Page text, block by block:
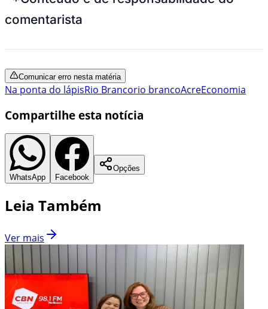
comentarista
Comunicar erro nesta matéria
Na ponta do lápisRio Brancorio brancoAcreEconomia
Compartilhe esta notícia
WhatsApp Facebook
Opções
Leia Também
Ver mais